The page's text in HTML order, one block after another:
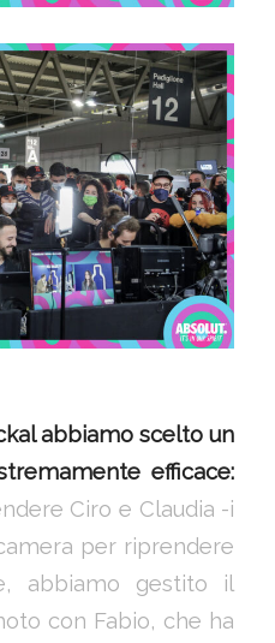
abbiamo scelto un
efficace:
Ciro e Claudia -i
per riprendere
abbiamo gestito il
con Fabio, che ha